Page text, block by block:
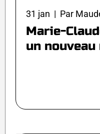
31 jan | Par
Marie-
un